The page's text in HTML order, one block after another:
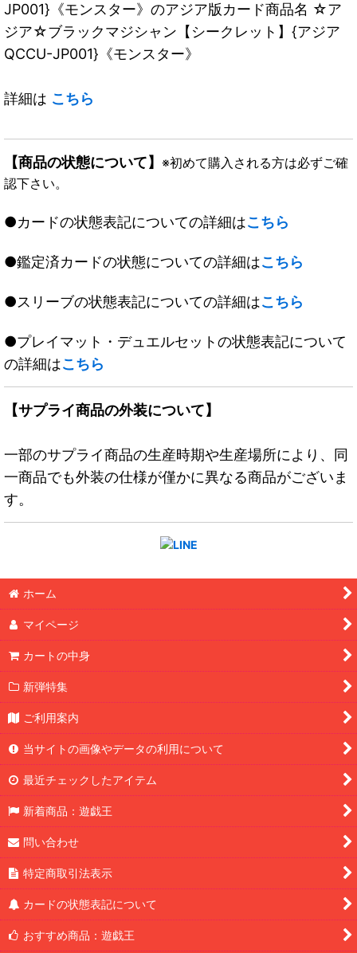
JP001}《モンスター》のアジア版カード商品名 ☆ア
ジア☆ブラックマジシャン【シークレット】{アジア
QCCU-JP001}《モンスター》
詳細は こちら
【商品の状態について】 ※初めて購入される方は必ずご確
認下さい。
●カードの状態表記についての詳細はこちら
●鑑定済カードの状態についての詳細はこちら
●スリーブの状態表記についての詳細はこちら
●プレイマット・デュエルセットの状態表記について
の詳細はこちら
【サプライ商品の外装について】
一部のサプライ商品の生産時期や生産場所により、同
一商品でも外装の仕様が僅かに異なる商品がございま
す。
ホーム
マイページ
カートの中身
新弾特集
ご利用案内
当サイトの画像やデータの利用について
最近チェックしたアイテム
新着商品：遊戯王
問い合わせ
特定商取引法表示
カードの状態表記について
おすすめ商品：遊戯王